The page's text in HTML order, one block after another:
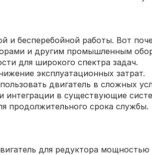
и бесперебойной работы. Вот
и другим промышленным
для широкого спектра задач.
эксплуатационных затрат.
двигатель в сложных
интеграции в существующие
продолжительного срока службы.
для редуктора